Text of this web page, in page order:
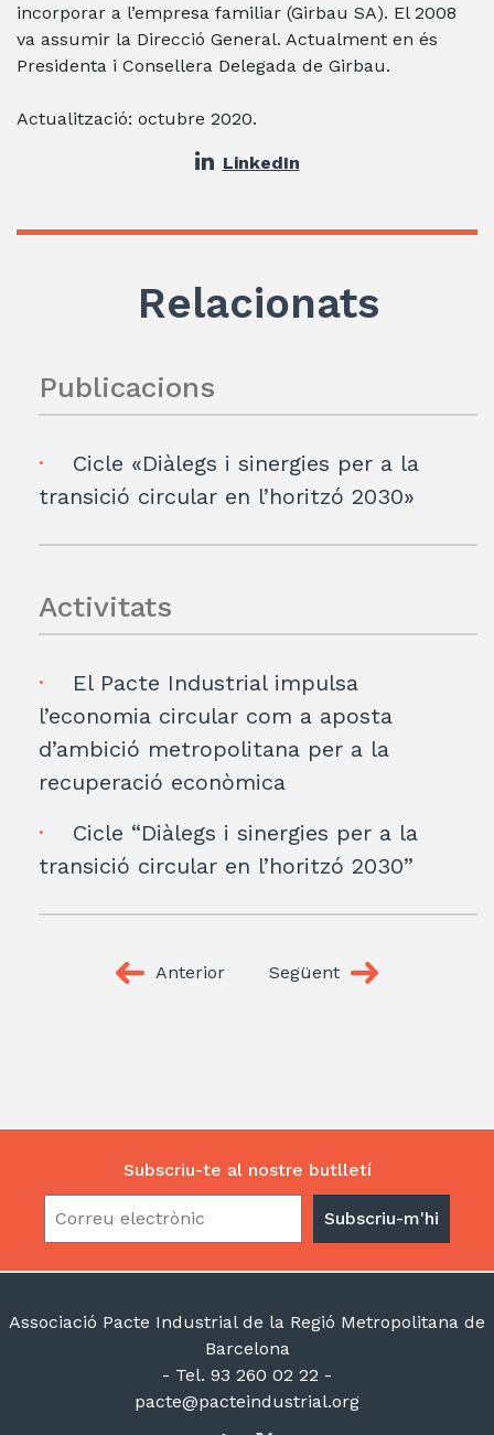
incorporar a l’empresa familiar (Girbau SA). El 2008
va assumir la Direcció General. Actualment en és
Presidenta i Consellera Delegada de Girbau.
Actualització: octubre 2020.
LinkedIn
Relacionats
Publicacions
Cicle «Diàlegs i sinergies per a la
transició circular en l’horitzó 2030»
Activitats
El Pacte Industrial impulsa
l’economia circular com a aposta
d’ambició metropolitana per a la
recuperació econòmica
Cicle “Diàlegs i sinergies per a la
transició circular en l’horitzó 2030”
Anterior Següent
Subscriu-te al nostre butlletí
Associació Pacte Industrial de la Regió Metropolitana de
Barcelona
- Tel. 93 260 02 22 -
pacte@pacteindustrial.org